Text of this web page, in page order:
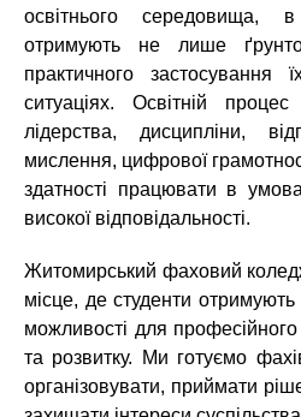
освітнього середовища,
отримують не лише
практичного
ситуаціях. Освітній
лідерства, дисципліни,
мислення, цифрової
здатності працювати в
високої відповідальності.
Житомирський фаховий
місце, де студенти
можливості для
та розвитку. Ми готуємо
організовувати, приймати